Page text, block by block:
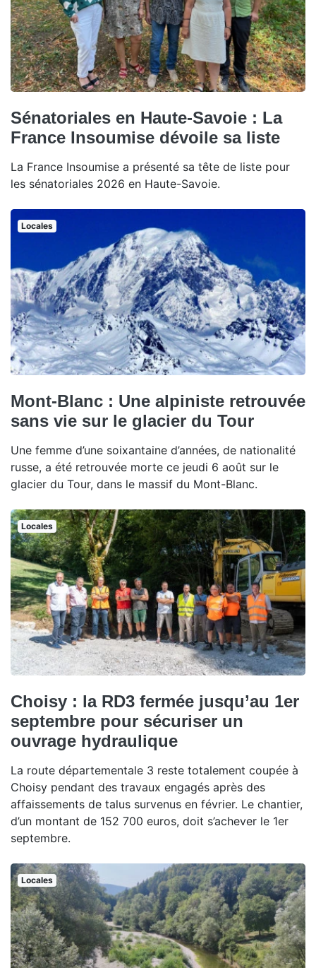
Sénatoriales en Haute-Savoie : La
France Insoumise dévoile sa liste
La France Insoumise a présenté sa tête de liste pour
les sénatoriales 2026 en Haute-Savoie.
Locales
Mont-Blanc : Une alpiniste retrouvée
sans vie sur le glacier du Tour
Une femme d’une soixantaine d’années, de nationalité
russe, a été retrouvée morte ce jeudi 6 août sur le
glacier du Tour, dans le massif du Mont-Blanc.
Locales
Choisy : la RD3 fermée jusqu’au 1er
septembre pour sécuriser un
ouvrage hydraulique
La route départementale 3 reste totalement coupée à
Choisy pendant des travaux engagés après des
affaissements de talus survenus en février. Le chantier,
d’un montant de 152 700 euros, doit s’achever le 1er
septembre.
Locales